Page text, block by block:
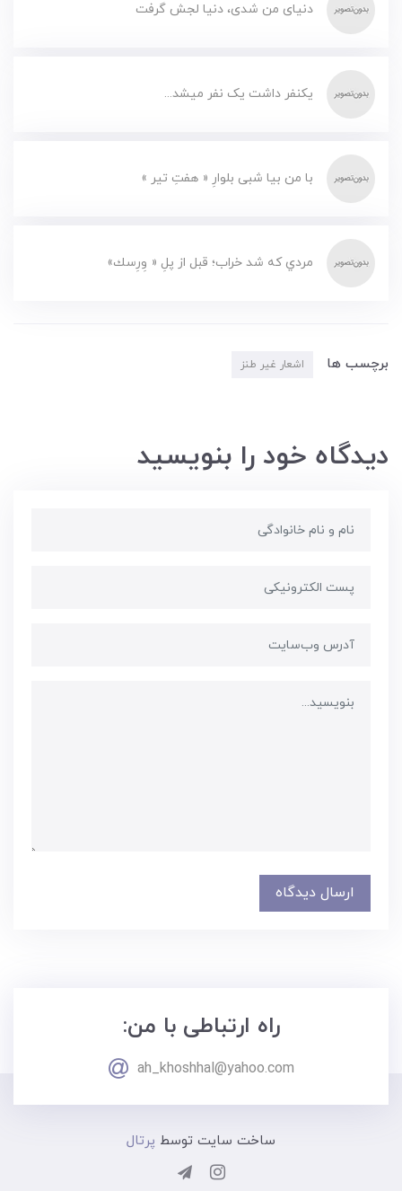
دنیای من شدی، دنیا لجش گرفت
یکنفر داشت یک نفر میشد...
با من بیا شبی بلوارِ « هفتِ تیر »
مردي كه شد خراب؛ قبل از پلِ « وِرِسك»
برچسب ها اشعار غیر طنز
دیدگاه خود را بنویسید
ارسال دیدگاه
راه ارتباطی با من:
ah_khoshhal@yahoo.com
ساخت سایت توسط پرتال